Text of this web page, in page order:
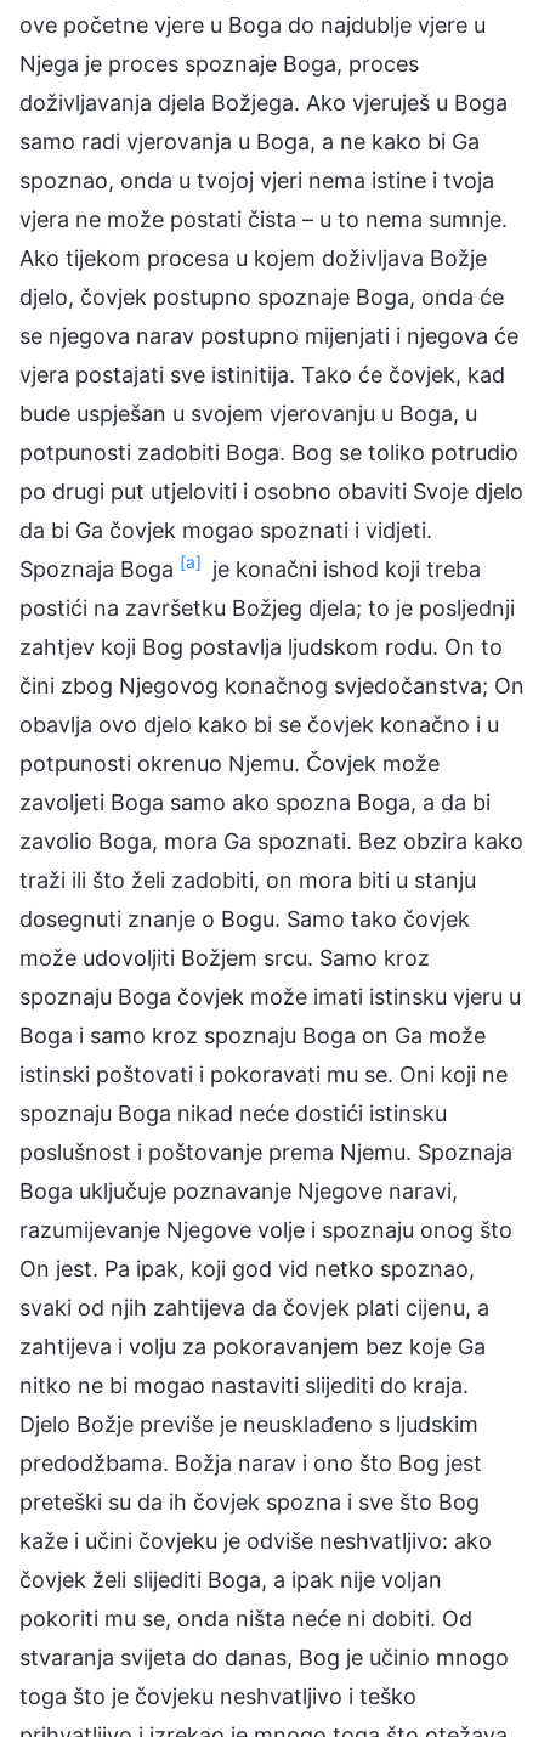
ove početne vjere u Boga do najdublje vjere u
Njega je proces spoznaje Boga, proces
doživljavanja djela Božjega. Ako vjeruješ u Boga
samo radi vjerovanja u Boga, a ne kako bi Ga
spoznao, onda u tvojoj vjeri nema istine i tvoja
vjera ne može postati čista – u to nema sumnje.
Ako tijekom procesa u kojem doživljava Božje
djelo, čovjek postupno spoznaje Boga, onda će
se njegova narav postupno mijenjati i njegova će
vjera postajati sve istinitija. Tako će čovjek, kad
bude uspješan u svojem vjerovanju u Boga, u
potpunosti zadobiti Boga. Bog se toliko potrudio
po drugi put utjeloviti i osobno obaviti Svoje djelo
da bi Ga čovjek mogao spoznati i vidjeti.
Spoznaja Boga [a]
je konačni ishod koji treba
postići na završetku Božjeg djela; to je posljednji
zahtjev koji Bog postavlja ljudskom rodu. On to
čini zbog Njegovog konačnog svjedočanstva; On
obavlja ovo djelo kako bi se čovjek konačno i u
potpunosti okrenuo Njemu. Čovjek može
zavoljeti Boga samo ako spozna Boga, a da bi
zavolio Boga, mora Ga spoznati. Bez obzira kako
traži ili što želi zadobiti, on mora biti u stanju
dosegnuti znanje o Bogu. Samo tako čovjek
može udovoljiti Božjem srcu. Samo kroz
spoznaju Boga čovjek može imati istinsku vjeru u
Boga i samo kroz spoznaju Boga on Ga može
istinski poštovati i pokoravati mu se. Oni koji ne
spoznaju Boga nikad neće dostići istinsku
poslušnost i poštovanje prema Njemu. Spoznaja
Boga uključuje poznavanje Njegove naravi,
razumijevanje Njegove volje i spoznaju onog što
On jest. Pa ipak, koji god vid netko spoznao,
svaki od njih zahtijeva da čovjek plati cijenu, a
zahtijeva i volju za pokoravanjem bez koje Ga
nitko ne bi mogao nastaviti slijediti do kraja.
Djelo Božje previše je neusklađeno s ljudskim
predodžbama. Božja narav i ono što Bog jest
preteški su da ih čovjek spozna i sve što Bog
kaže i učini čovjeku je odviše neshvatljivo: ako
čovjek želi slijediti Boga, a ipak nije voljan
pokoriti mu se, onda ništa neće ni dobiti. Od
stvaranja svijeta do danas, Bog je učinio mnogo
toga što je čovjeku neshvatljivo i teško